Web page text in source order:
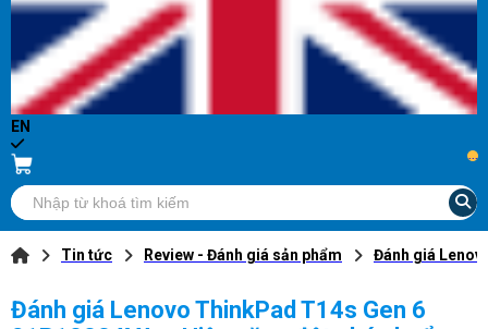
EN
...
Tin tức Review - Đánh giá sản phẩm Đánh giá
Đánh giá Lenovo ThinkPad T14s Gen 6